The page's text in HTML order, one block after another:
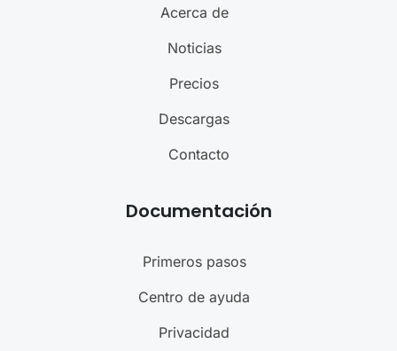
Acerca de
Noticias
Precios
Descargas
Contacto
Documentación
Primeros pasos
Centro de ayuda
Privacidad